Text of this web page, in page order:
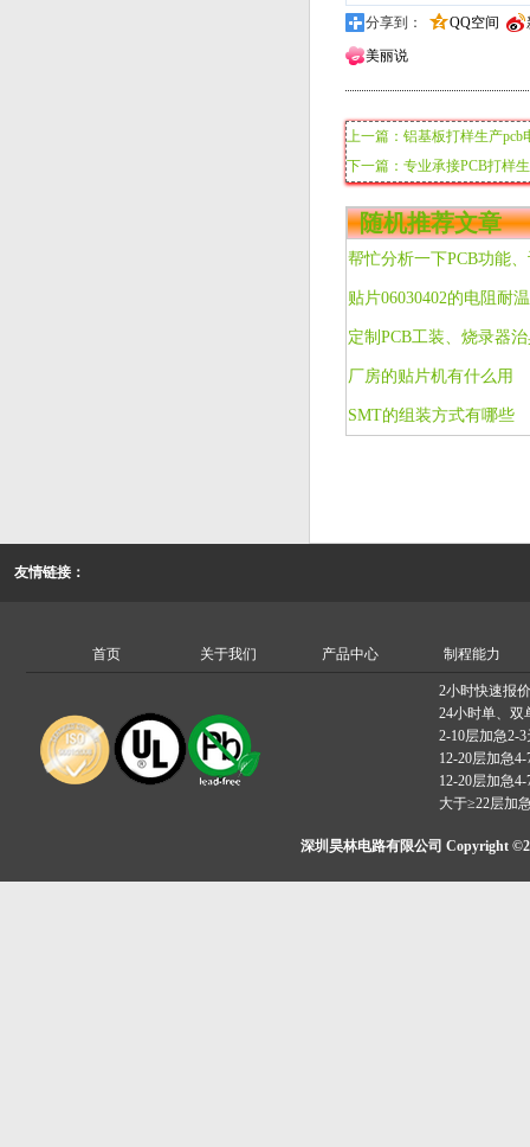
分享到： QQ空间
美丽说
上一篇：铝基板打样生产
下一篇：专业承接PCB打样
随机推荐文章
贴片06030402的电阻耐
定制PCB工装、烧录器
厂房的贴片机有什么用
SMT的组装方式有哪些
友情链接：
首页 关于我们 产品中心 制程能力
2小时快速报价
24小时单、双
2-10层加急2-3
12-20层加急4-
12-20层加急4-
大于≥22层加
深圳昊林电路有限公司 Copyright